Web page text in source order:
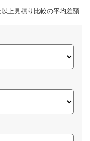
上見積り比較の平均差額